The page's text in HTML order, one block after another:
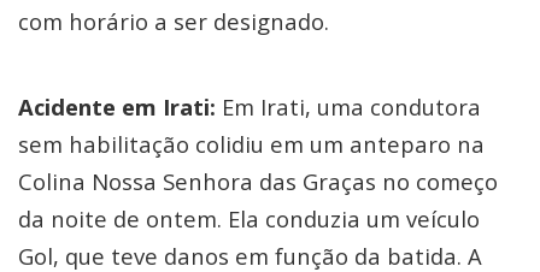
com horário a ser designado.
Acidente em Irati: Em Irati, uma condutora
sem habilitação colidiu em um anteparo na
Colina Nossa Senhora das Graças no começo
da noite de ontem. Ela conduzia um veículo
Gol, que teve danos em função da batida. A